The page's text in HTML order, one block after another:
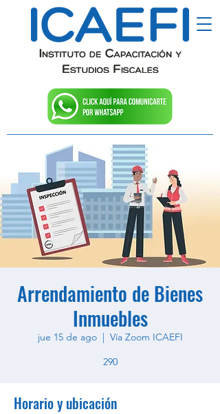
Arrendamiento de Bienes
Inmuebles
jue 15 de ago
  |
Vía Zoom ICAEFI
290
Horario y ubicación